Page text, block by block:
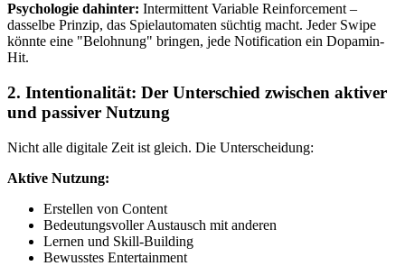
Psychologie dahinter: Intermittent Variable Reinforcement –
dasselbe Prinzip, das Spielautomaten süchtig macht. Jeder Swipe
könnte eine "Belohnung" bringen, jede Notification ein Dopamin-
Hit.
2. Intentionalität: Der Unterschied zwischen aktiver
und passiver Nutzung
Nicht alle digitale Zeit ist gleich. Die Unterscheidung:
Aktive Nutzung:
Erstellen von Content
Bedeutungsvoller Austausch mit anderen
Lernen und Skill-Building
Bewusstes Entertainment